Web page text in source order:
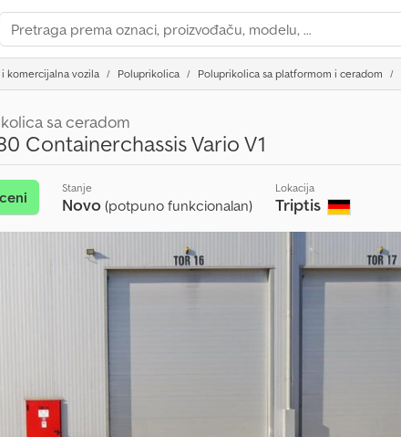
komercijalna vozila Poluprikolica Poluprikolica sa platformom i ceradom
sa ceradom
Containerchassis Vario V1
Stanje
Novo(potpuno funkcionalan)
Lokacija
Triptis